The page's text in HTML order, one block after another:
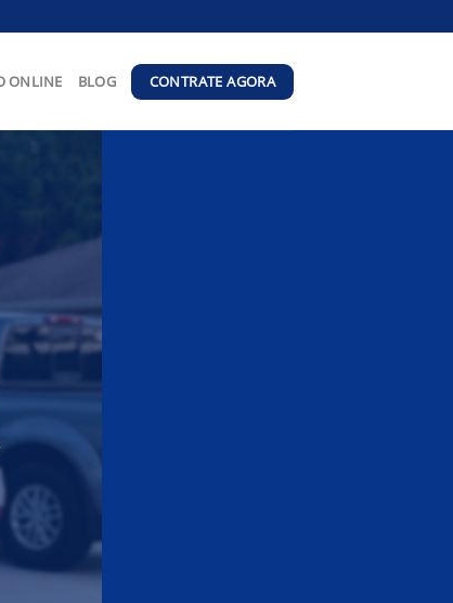
ONLINE BLOG CONTRATE AGORA